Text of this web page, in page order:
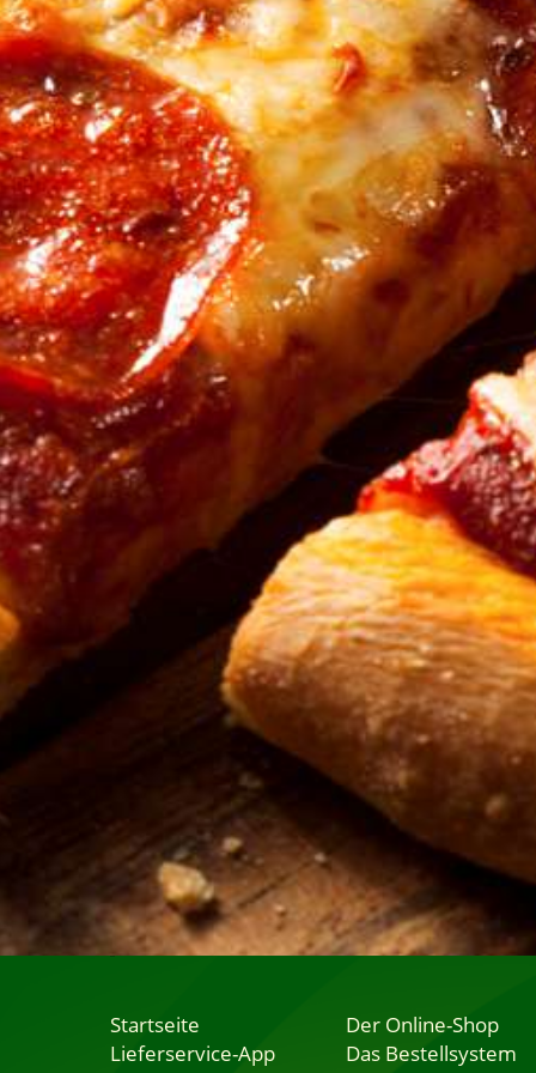
Startseite
Lieferservice-App
Der Online-Shop
Das Bestellsystem